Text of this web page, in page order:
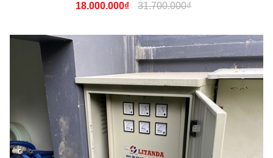
18.000.000₫ 31.700.000₫